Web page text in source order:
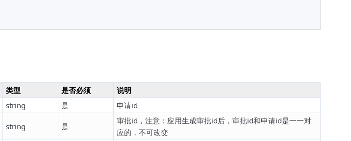
类型 是否必须
说明
string 是 申请id
string 是
审批id，注意：应用生成审批id后，审批id和申请id是一一对
应的，不可改变